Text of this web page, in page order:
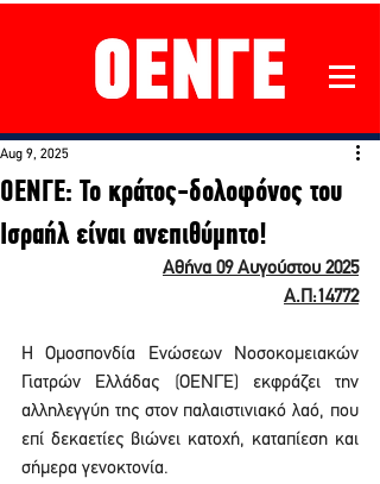
ΟΕΝΓΕ: Το κράτος-δολοφόνος του
Ισραήλ είναι ανεπιθύμητο!
Aug 9, 2025
Αθήνα 09 Αυγούστου 2025
Α.Π:14772
H Ομοσπονδία Ενώσεων Νοσοκομειακών
Γιατρών Ελλάδας (ΟΕΝΓΕ) εκφράζει την
αλληλεγγύη της στον παλαιστινιακό λαό, που
επί δεκαετίες βιώνει κατοχή, καταπίεση και
σήμερα γενοκτονία.